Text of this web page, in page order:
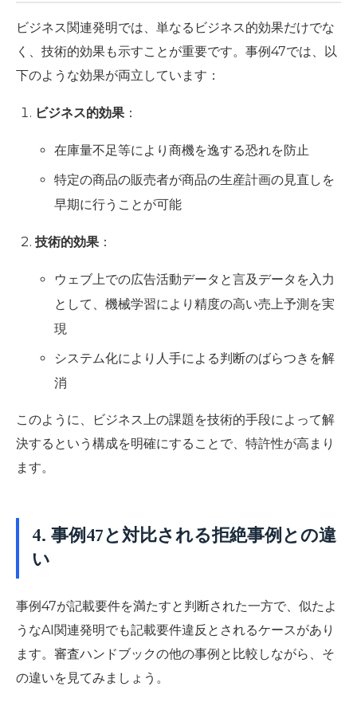
ビジネス関連発明では、単なるビジネス的効果だけでな
く、技術的効果も示すことが重要です。事例47では、以
下のような効果が両立しています：
ビジネス的効果 ：
在庫量不足等により商機を逸する恐れを防止
特定の商品の販売者が商品の生産計画の見直しを
早期に行うことが可能
技術的効果 ：
ウェブ上での広告活動データと言及データを入力
として、機械学習により精度の高い売上予測を実
現
システム化により人手による判断のばらつきを解
消
このように、ビジネス上の課題を技術的手段によって解
決するという構成を明確にすることで、特許性が高まり
ます。
4. 事例47と対比される拒絶事例との違
い
事例47が記載要件を満たすと判断された一方で、似たよ
うなAI関連発明でも記載要件違反とされるケースがあり
ます。審査ハンドブックの他の事例と比較しながら、そ
の違いを見てみましょう。